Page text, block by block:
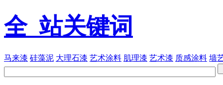
全 站关键词
马来漆 硅藻泥 大理石漆 艺术涂料 肌理漆 艺术漆 质感涂料 墙